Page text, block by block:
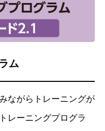
ム
ながらトレーニングが
レーニングプログラ